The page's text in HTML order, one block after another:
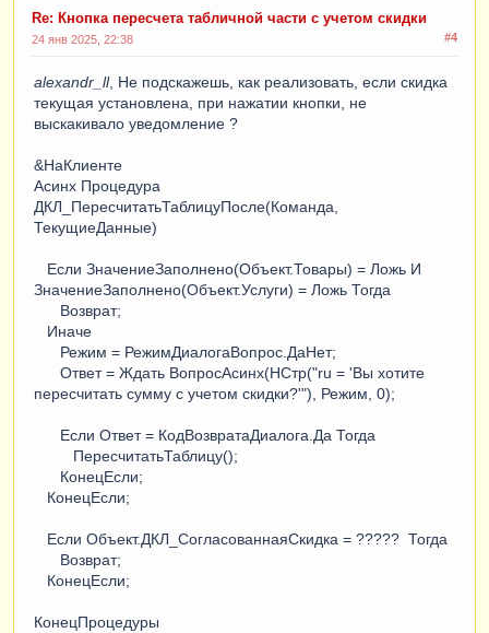
Re: Кнопка пересчета табличной части с учетом скидки
#4
24 янв 2025, 22:38
alexandr_ll, Не подскажешь, как реализовать, если скидка
текущая установлена, при нажатии кнопки, не
выскакивало уведомление ?
&НаКлиенте
Асинх Процедура
ДКЛ_ПересчитатьТаблицуПосле(Команда,
ТекущиеДанные)
Если ЗначениеЗаполнено(Объект.Товары) = Ложь И
ЗначениеЗаполнено(Объект.Услуги) = Ложь Тогда
Возврат;
Иначе
Режим = РежимДиалогаВопрос.ДаНет;
Ответ = Ждать ВопросАсинх(НСтр("ru = 'Вы хотите
пересчитать сумму с учетом скидки?'"), Режим, 0);
Если Ответ = КодВозвратаДиалога.Да Тогда
ПересчитатьТаблицу();
КонецЕсли;
КонецЕсли;
Если Объект.ДКЛ_СогласованнаяСкидка = ????? Тогда
Возврат;
КонецЕсли;
КонецПроцедуры